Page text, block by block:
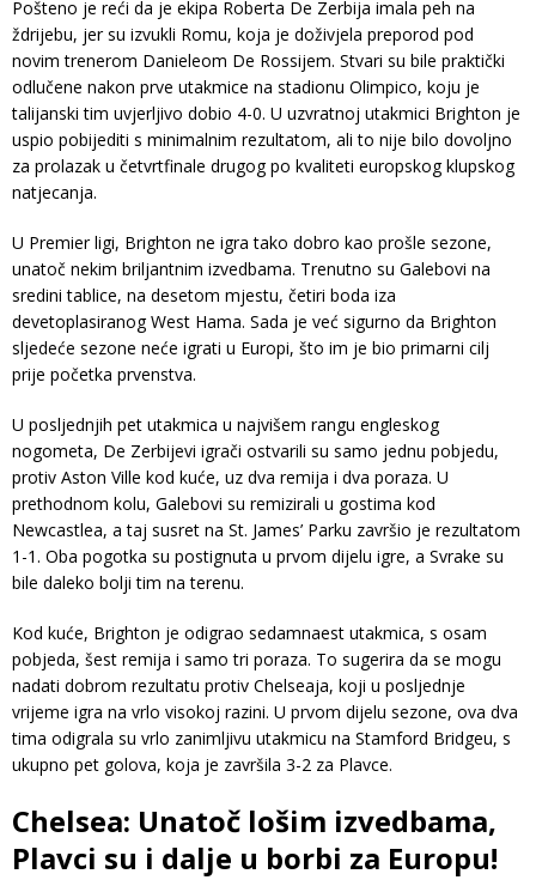
Pošteno je reći da je ekipa Roberta De Zerbija imala peh na
ždrijebu, jer su izvukli Romu, koja je doživjela preporod pod
novim trenerom Danieleom De Rossijem. Stvari su bile praktički
odlučene nakon prve utakmice na stadionu Olimpico, koju je
talijanski tim uvjerljivo dobio 4-0. U uzvratnoj utakmici Brighton je
uspio pobijediti s minimalnim rezultatom, ali to nije bilo dovoljno
za prolazak u četvrtfinale drugog po kvaliteti europskog klupskog
natjecanja.
U Premier ligi, Brighton ne igra tako dobro kao prošle sezone,
unatoč nekim briljantnim izvedbama. Trenutno su Galebovi na
sredini tablice, na desetom mjestu, četiri boda iza
devetoplasiranog West Hama. Sada je već sigurno da Brighton
sljedeće sezone neće igrati u Europi, što im je bio primarni cilj
prije početka prvenstva.
U posljednjih pet utakmica u najvišem rangu engleskog
nogometa, De Zerbijevi igrači ostvarili su samo jednu pobjedu,
protiv Aston Ville kod kuće, uz dva remija i dva poraza. U
prethodnom kolu, Galebovi su remizirali u gostima kod
Newcastlea, a taj susret na St. James’ Parku završio je rezultatom
1-1. Oba pogotka su postignuta u prvom dijelu igre, a Svrake su
bile daleko bolji tim na terenu.
Kod kuće, Brighton je odigrao sedamnaest utakmica, s osam
pobjeda, šest remija i samo tri poraza. To sugerira da se mogu
nadati dobrom rezultatu protiv Chelseaja, koji u posljednje
vrijeme igra na vrlo visokoj razini. U prvom dijelu sezone, ova dva
tima odigrala su vrlo zanimljivu utakmicu na Stamford Bridgeu, s
ukupno pet golova, koja je završila 3-2 za Plavce.
Chelsea: Unatoč lošim izvedbama,
Plavci su i dalje u borbi za Europu!